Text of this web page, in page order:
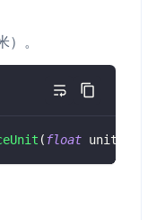
）。
( float unit